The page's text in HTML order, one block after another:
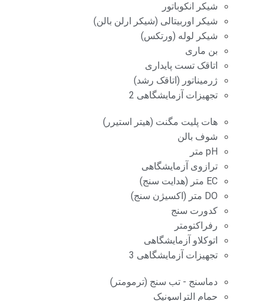
شیکر انکوباتور
شیکر اوربیتالی (شیکر ارلن بالن)
شیکر لوله (ورتکس)
بن ماری
اتاقک تست پایداری
ژرمیناتور (اتاقک رشد)
تجهیزات آزمایشگاهی 2
هات پلیت مگنت (هیتر استیرر)
شوف بالن
pH متر
ترازوی آزمایشگاهی
EC متر (هدایت سنج)
DO متر (اکسیژن سنج)
کدورت سنج
رفراکتومتر
اتوکلاو آزمایشگاهی
تجهیزات آزمایشگاهی 3
دماسنج - تب سنج (ترمومتر)
حمام التراسونیک